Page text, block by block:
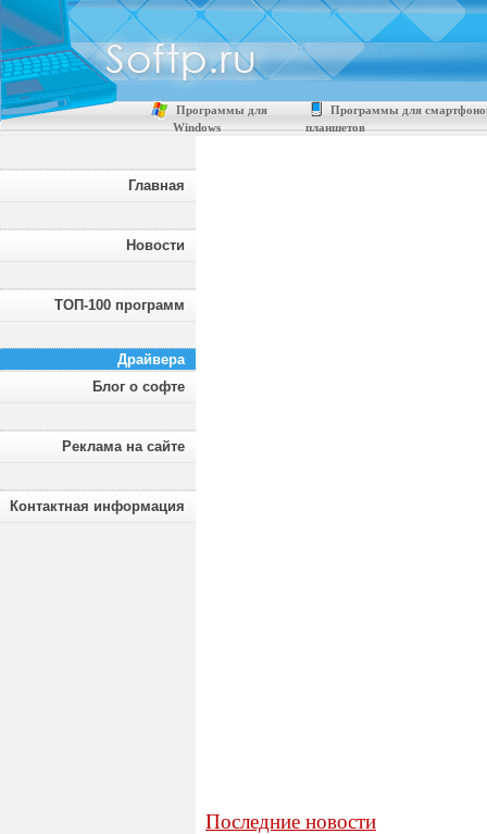
Программы для
Windows
Программы для
планшетов
Главная
Новости
ТОП-100 программ
Драйвера
Блог о софте
Реклама на сайте
Контактная информация
Последние новости